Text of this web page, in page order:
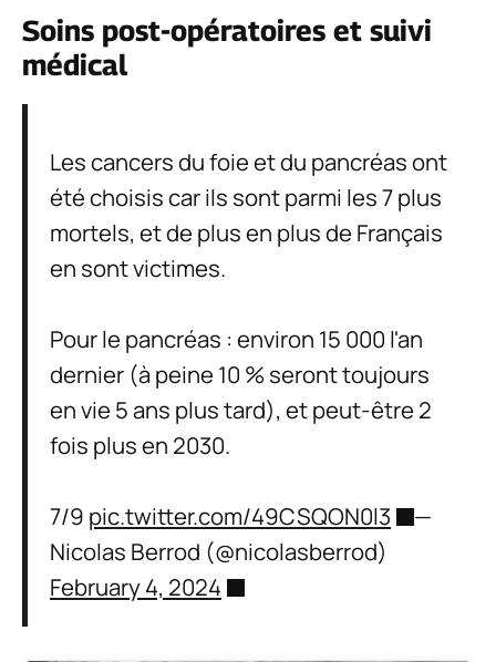
Soins post-opératoires et suivi
médical
Les cancers du foie et du pancréas ont
été choisis car ils sont parmi les 7 plus
mortels, et de plus en plus de Français
en sont victimes.
Pour le pancréas : environ 15 000 l'an
dernier (à peine 10 % seront toujours
en vie 5 ans plus tard), et peut-être 2
fois plus en 2030.
7/9 pic.twitter.com/49CSQON0l3
—
Nicolas Berrod (@nicolasberrod)
February 4, 2024